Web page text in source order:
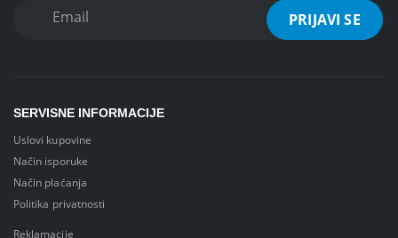
SERVISNE INFORMACIJE
Uslovi kupovine
Način isporuke
Način plaćanja
Politika privatnosti
Reklamacije